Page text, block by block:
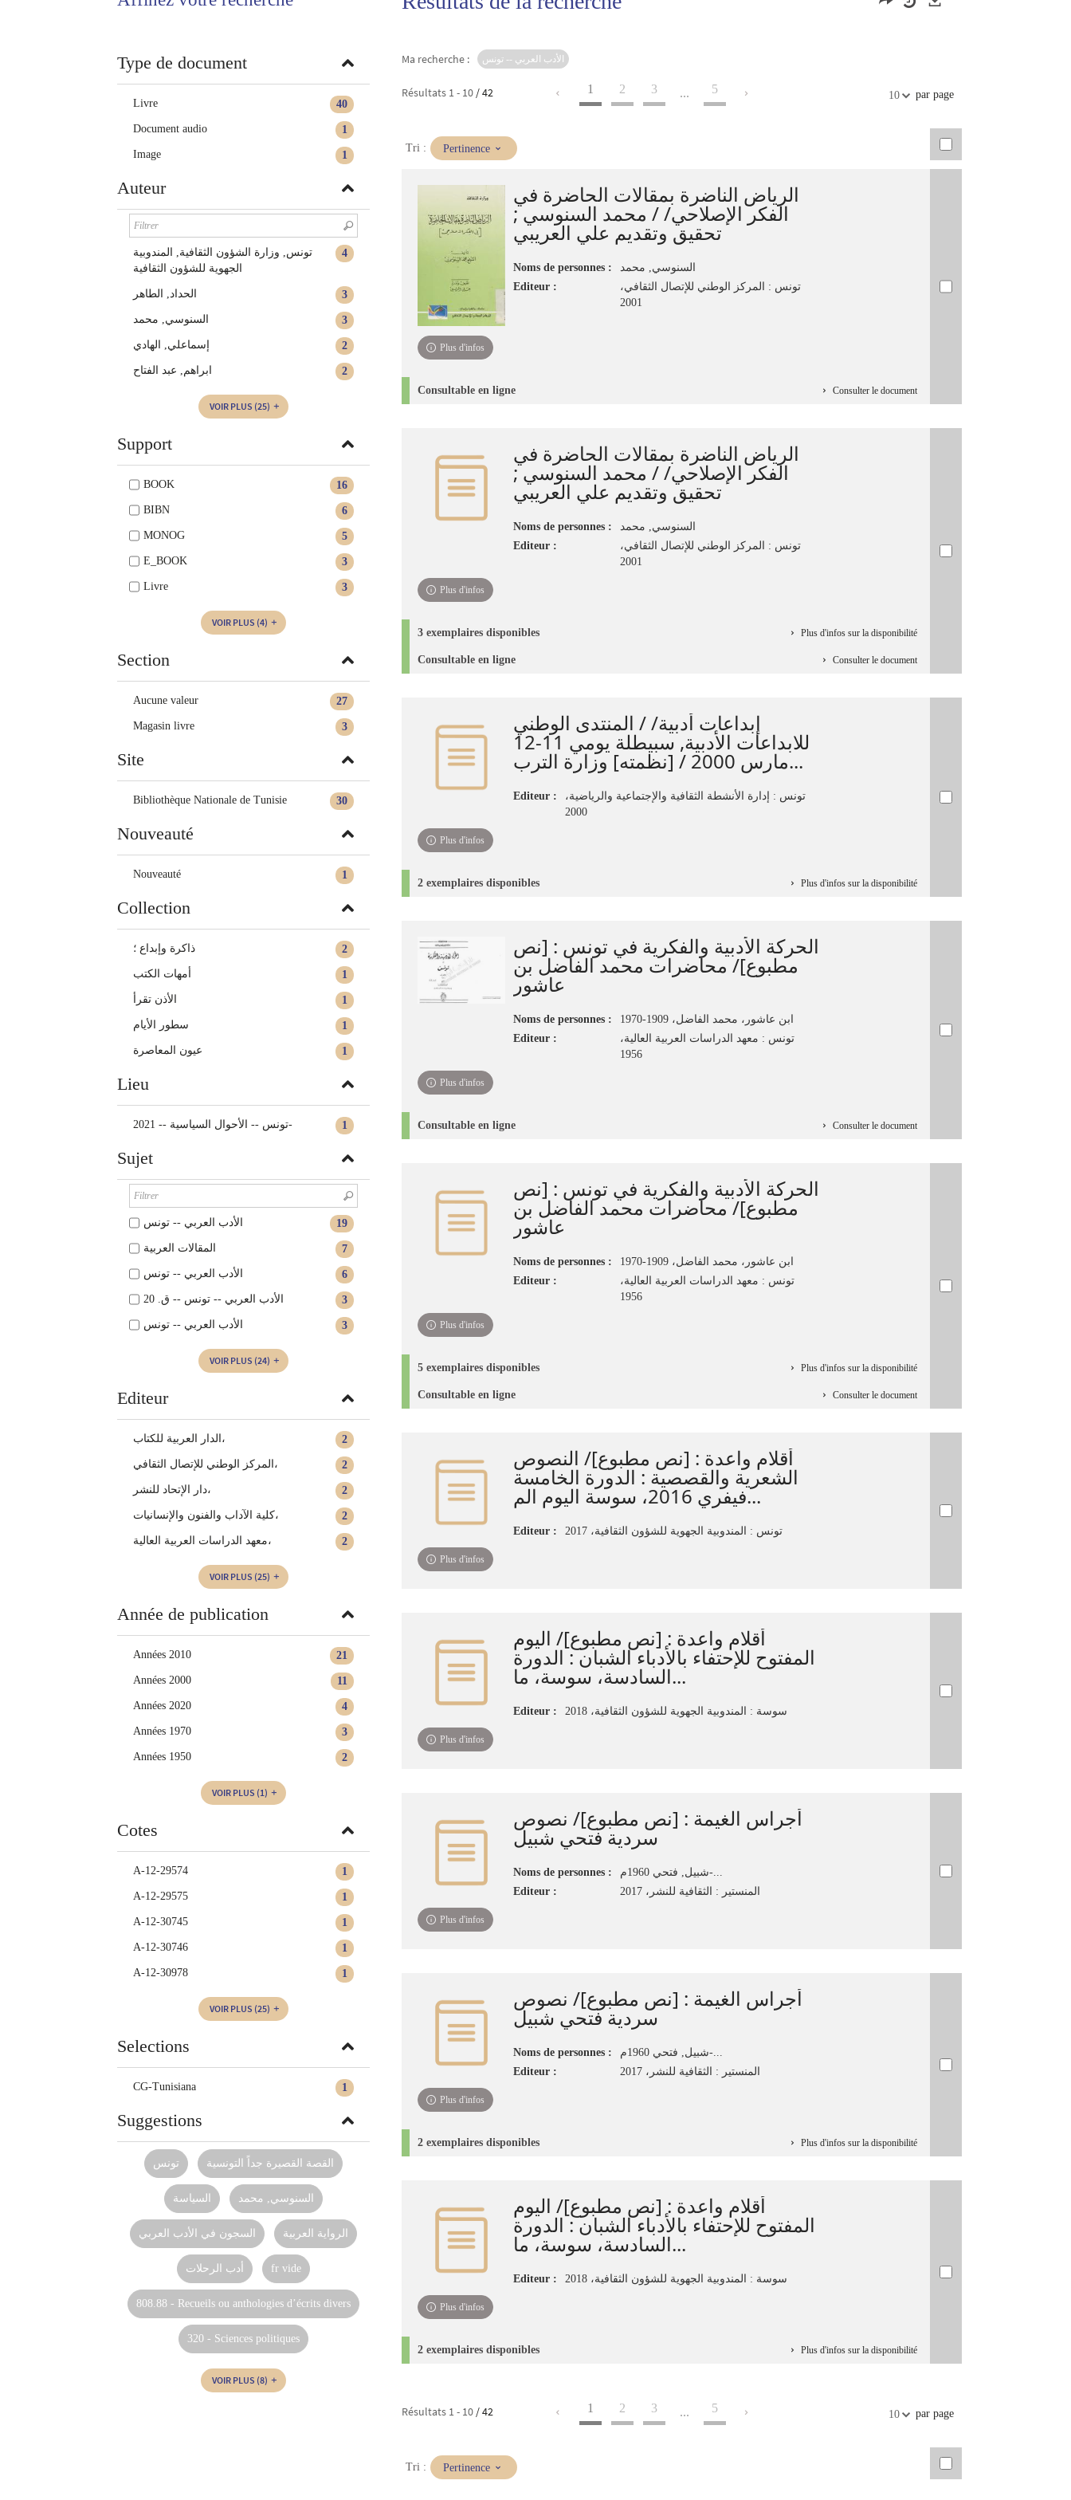
Ma recherche : الأدب العربي -- تونس
Résultats 1 - 10 / 42 1 2 3 ... 5 10 par page
Tri :(Mise
immédiate)
Pertinence
الرياض الناضرة بمقالات الحاضرة في
الفكر الإصلاحي/ / محمد السنوسي ;
تحقيق وتقديم علي العريبي
Noms de personnes :
السنوسي, محمد
Editeur :
تونس : المركز الوطني للإتصال الثقافي،
2001
Plus d'infos
Consultable en ligne Consulter le document
الرياض الناضرة بمقالات الحاضرة في
الفكر الإصلاحي/ / محمد السنوسي ;
تحقيق وتقديم علي العريبي
Noms de personnes :
السنوسي, محمد
Editeur :
تونس : المركز الوطني للإتصال الثقافي،
2001
Plus d'infos
3 exemplaires disponibles Plus d'infos sur la disponibilité
Consultable en ligne Consulter le document
إبداعات أدبية/ / المنتدى الوطني
للابداعات الأدبية, سبيطلة يومي 11-12
مارس 2000 / [نظمته] وزارة الترب...
Editeur :
تونس : إدارة الأنشطة الثقافية والإجتماعية والرياضية،
2000
Plus d'infos
2 exemplaires disponibles Plus d'infos sur la disponibilité
الحركة الأدبية والفكرية في تونس‏ : ‏[نص
مطبوع]/ محاضرات محمد الفاضل بن
عاشور
Noms de personnes :
ابن عاشور، محمد الفاضل، 1909-1970
Editeur :
تونس : معهد الدراسات العربية العالية،
‏1956
Plus d'infos
Consultable en ligne Consulter le document
الحركة الأدبية والفكرية في تونس‏ : ‏[نص
مطبوع]/ محاضرات محمد الفاضل بن
عاشور
Noms de personnes :
ابن عاشور، محمد الفاضل، 1909-1970
Editeur :
تونس : معهد الدراسات العربية العالية،
‏1956
Plus d'infos
5 exemplaires disponibles Plus d'infos sur la disponibilité
Consultable en ligne Consulter le document
أقلام واعدة : [نص مطبوع]‏‏‏/ ‏النصوص
الشعرية والقصصية : ‏الدورة الخامسة
فيفري 2016، سوسة ‏اليوم الم...
Editeur : تونس‏ : ‏المندوبية الجهوية للشؤون الثقافية، ‏2017‏
Plus d'infos
أقلام واعدة : [نص مطبوع]‏‏‏/ ‏اليوم
المفتوح للإحتفاء بالأدباء الشبان : ‏الدورة
السادسة‏‏‏، سوسة، ما...
Editeur : سوسة‏ : ‏المندوبية الجهوية‏ للشؤون الثقافية‏، ‏2018‏
Plus d'infos
أجراس الغيمة : [نص مطبوع]/ نصوص
سردية فتحي شبيل
Noms de personnes :
شبيل, فتحي 1960م-...
Editeur :
المنستير‏ : ‏الثقافية للنشر‏، ‏2017
Plus d'infos
أجراس الغيمة : [نص مطبوع]/ نصوص
سردية فتحي شبيل
Noms de personnes :
شبيل, فتحي 1960م-...
Editeur :
المنستير‏ : ‏الثقافية للنشر‏، ‏2017
Plus d'infos
2 exemplaires disponibles Plus d'infos sur la disponibilité
أقلام واعدة : [نص مطبوع]‏‏‏/ ‏اليوم
المفتوح للإحتفاء بالأدباء الشبان : ‏الدورة
السادسة‏‏‏، سوسة، ما...
Editeur : سوسة‏ : ‏المندوبية الجهوية‏ للشؤون الثقافية‏، ‏2018‏
Plus d'infos
2 exemplaires disponibles Plus d'infos sur la disponibilité
Résultats 1 - 10 / 42 1 2 3 ... 5 10 par page
Tri :(MisePertinence
Type de document
40
Livre
1
Document audio
1
Image
Auteur
4
تونس‏‏, ‏وزارة الشؤون الثقافية‏, ‏‏المندوبية
الجهوية للشؤون الثقافية‏
3 الحداد, الطاهر‏
3 السنوسي, محمد
2 إسماعلي, الهادي
2 ابراهم, عبد الفتاح
VOIR PLUS (25)
Support
16
BOOK
6
BIBN
5
MONOG
3
E_BOOK
3
Livre
VOIR PLUS (4)
Section
27
Aucune valeur
3
Magasin livre
Site
30
Bibliothèque Nationale de Tunisie
Nouveauté
1
Nouveauté
Collection
2 ذاكرة وإبداع ؛
1 أمهات الكتب
1 الأذن تقرأ
1 سطور الأيام‏
1 عيون المعاصرة
Lieu
1 تونس -- الأحوال السياسية -- 2021-
Sujet
19 الأدب العربي -- تونس
7 المقالات العربية
6 الأدب العربي‏ -- ‏تونس‏‏
3 الأدب العربي‏ -- ‏تونس‏ -- ‏ق. 20‏
3 الأدب العربي‏‏ -- ‏تونس
VOIR PLUS (24)
Editeur
2 الدار العربية للكتاب‏،
2 المركز الوطني للإتصال الثقافي،
2 دار الإتحاد للنشر،
2 كلية الآداب والفنون والإنسانيات،
2 معهد الدراسات العربية العالية،
VOIR PLUS (25)
Année de publication
21
Années 2010
11
Années 2000
4
Années 2020
3
Années 1970
2
Années 1950
VOIR PLUS (1)
Cotes
1
A-12-29574
1
A-12-29575
1
A-12-30745
1
A-12-30746
1
A-12-30978
VOIR PLUS (25)
Selections
1
CG-Tunisiana
Suggestions
تونس القصة القصيرة جداً التونسية
السياسة السنوسي, محمد
السجون في الأدب العربي الرواية العربية
أدب الرحلات fr vide
808.88 - Recueils ou anthologies d’écrits divers
320 - Sciences politiques
VOIR PLUS (8)